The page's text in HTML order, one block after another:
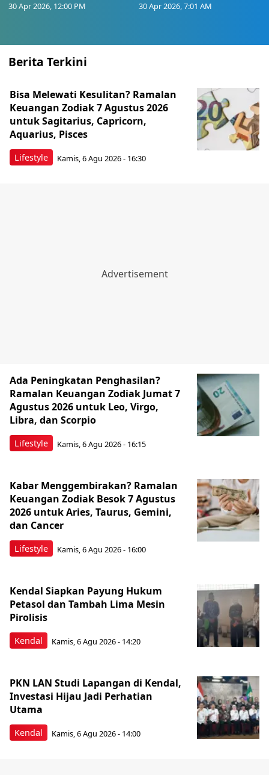
30 Apr 2026, 12:00 PM 30 Apr 2026, 7:01 AM
Berita Terkini
Lifestyle
Bisa Melewati Kesulitan? Ramalan
Keuangan Zodiak 7 Agustus 2026
untuk Sagitarius, Capricorn,
Aquarius, Pisces
Kamis, 6 Agu 2026 - 16:30
Lifestyle
Ada Peningkatan Penghasilan?
Ramalan Keuangan Zodiak Jumat 7
Agustus 2026 untuk Leo, Virgo,
Libra, dan Scorpio
Kamis, 6 Agu 2026 - 16:15
Lifestyle
Kabar Menggembirakan? Ramalan
Keuangan Zodiak Besok 7 Agustus
2026 untuk Aries, Taurus, Gemini,
dan Cancer
Kamis, 6 Agu 2026 - 16:00
Kendal
Kendal Siapkan Payung Hukum
Petasol dan Tambah Lima Mesin
Pirolisis
Kamis, 6 Agu 2026 - 14:20
Kendal
PKN LAN Studi Lapangan di Kendal,
Investasi Hijau Jadi Perhatian
Utama
Kamis, 6 Agu 2026 - 14:00